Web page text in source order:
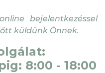
bejelentkezéssel
küldünk Önnek.
8:00 - 18:00